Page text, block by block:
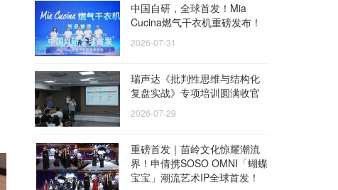
中国自研，全球首发！Mia
Cucina燃气干衣机重磅发布！
2026-07-31
瑞声达《批判性思维与结构化
复盘实战》专项培训圆满收官
2026-07-29
重磅首发｜苗岭文化惊耀潮流
界！申倩携SOSO OMNI「蝴蝶
宝宝」潮流艺术IP全球首发！